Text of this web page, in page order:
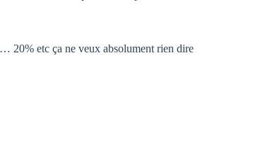
20% etc ça ne veux absolument rien dire